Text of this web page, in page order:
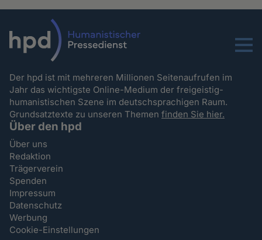
Menu
Der hpd ist mit mehreren Millionen Seitenaufrufen im
Jahr das wichtigste Online-Medium der freigeistig-
humanistischen Szene im deutschsprachigen Raum.
Grundsatztexte zu unseren Themenfinden Sie hier.
Über den hpd
Über uns
Redaktion
Trägerverein
Spenden
Impressum
Datenschutz
Werbung
Cookie-Einstellungen